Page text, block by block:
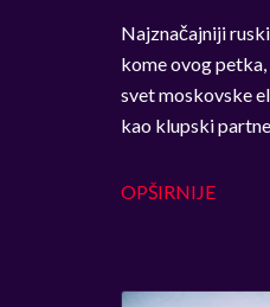
Najznačajniji
kome ovog petka,
svet moskovske
kao klupski
OPŠIRNIJE